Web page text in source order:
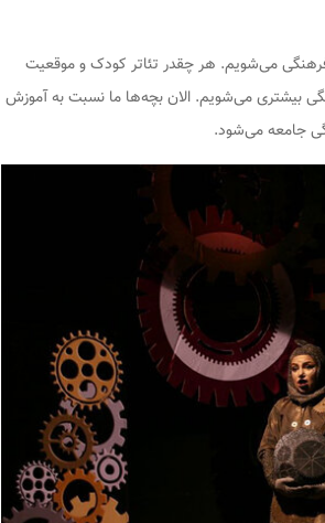
می‌شویم. هر چقدر تئاتر کودک و موقعیت
بیشتری می‌شویم. الان بچه‌ها ما نسبت به آموزش
جامعه می‌شود.